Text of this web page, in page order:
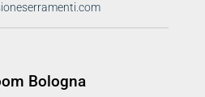
Bologna